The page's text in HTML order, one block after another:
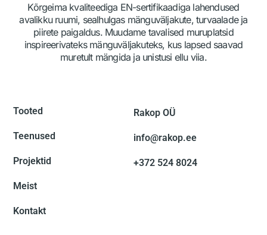
Kõrgeima kvaliteediga EN-sertifikaadiga lahendused
avalikku ruumi, sealhulgas mänguväljakute, turvaalade ja
piirete paigaldus. Muudame tavalised muruplatsid
inspireerivateks mänguväljakuteks, kus lapsed saavad
muretult mängida ja unistusi ellu viia.
Tooted
Teenused
Projektid
Meist
Kontakt
Rakop OÜ
info@rakop.ee
+372 524 8024